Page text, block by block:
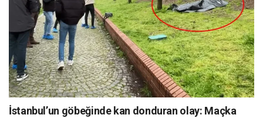
İstanbul’un göbeğinde kan donduran olay: Maçka